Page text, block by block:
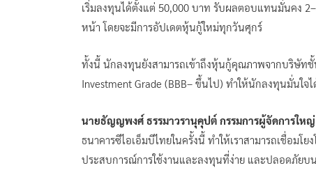
เริ่มลงทุนได้ตั้งแต่ 50,000 บาท รับผลตอบแทนมั่นคง
หน้า โดยจะมีการอัปเดตหุ้นกู้ใหม่ทุกวันศุกร์
ทั้งนี้ นักลงทุนยังสามารถเข้าถึงหุ้นกู้คุณภาพจากบริษัทชั้
Investment Grade (BBB– ขึ้นไป) ทำให้นักลงทุนมั่นใ
นายธัญญพงศ์ ธรรมาวรานุคุปต์ กรรมการผู้จัดการให
ธนาคารซีไอเอ็มบีไทยในครั้งนี้ ทำให้เราสามารถเชื่อม
ประสบการณ์การใช้งานและลงทุนที่ง่าย และปลอดภัยบ